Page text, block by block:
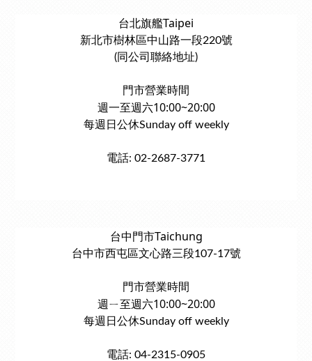
台北旗艦Taipei
新北市樹林區中山路一段220號
(同公司聯絡地址)
門市營業時間
週一至週六10:00~20:00
每週日公休Sunday off weekly
電話: 02-2687-3771
台中門市Taichung
台中市西屯區文心路三段107-17號
門市營業時間
週ㄧ至週六10:00~20:00
每週日公休Sunday off weekly
電話: 04-2315-0905